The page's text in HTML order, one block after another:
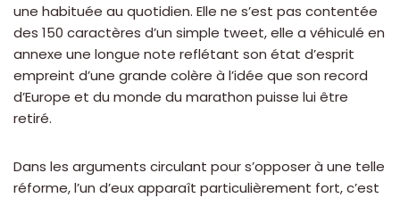
une habituée au quotidien. Elle ne s’est pas contentée
des 150 caractères d’un simple tweet, elle a véhiculé en
annexe une longue note reflétant son état d’esprit
empreint d’une grande colère à l’idée que son record
d’Europe et du monde du marathon puisse lui être
retiré.
Dans les arguments circulant pour s’opposer à une telle
réforme, l’un d’eux apparaît particulièrement fort, c’est